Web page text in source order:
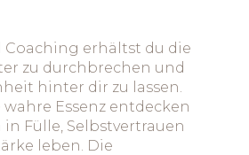
Coaching erhältst du die
zu durchbrechen und
hinter dir zu lassen.
Essenz entdecken
Fülle, Selbstvertrauen
leben. Die